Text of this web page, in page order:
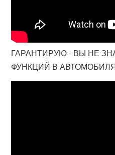
ГАРАНТИРУЮ - ВЫ НЕ
ФУНКЦИЙ В